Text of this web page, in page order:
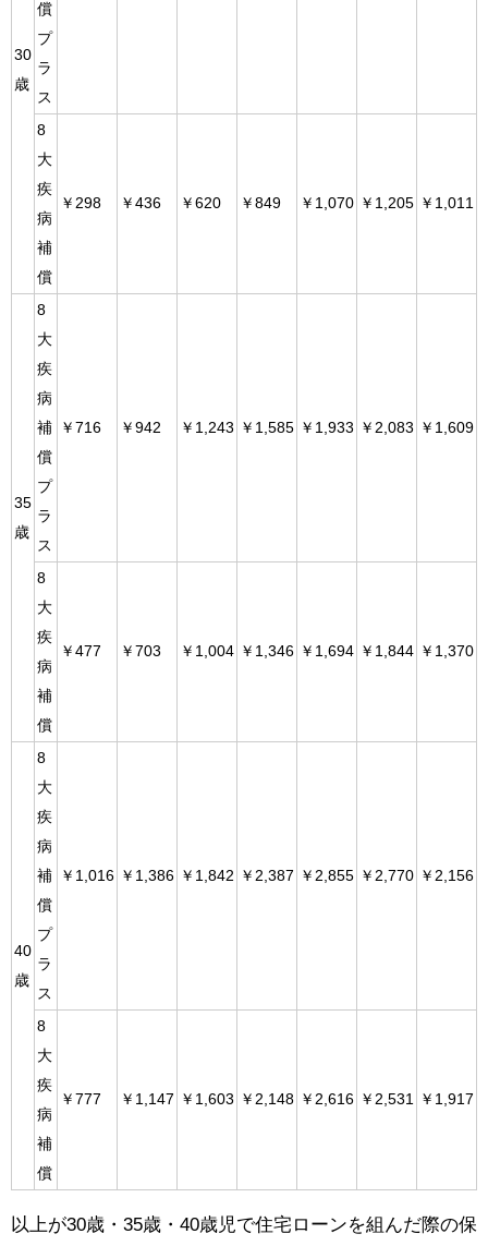
30
歳
償
プ
ラ
ス
8
大
疾
病
補
償
￥298 ￥436 ￥620 ￥849 ￥1,070 ￥1,205 ￥1,011
35
歳
8
大
疾
病
補
償
プ
ラ
ス
￥716 ￥942 ￥1,243 ￥1,585 ￥1,933 ￥2,083 ￥1,609
8
大
疾
病
補
償
￥477 ￥703 ￥1,004 ￥1,346 ￥1,694 ￥1,844 ￥1,370
40
歳
8
大
疾
病
補
償
プ
ラ
ス
￥1,016 ￥1,386 ￥1,842 ￥2,387 ￥2,855 ￥2,770 ￥2,156
8
大
疾
病
補
償
￥777 ￥1,147 ￥1,603 ￥2,148 ￥2,616 ￥2,531 ￥1,917
以上が30歳・35歳・40歳児で住宅ローンを組んだ際の保